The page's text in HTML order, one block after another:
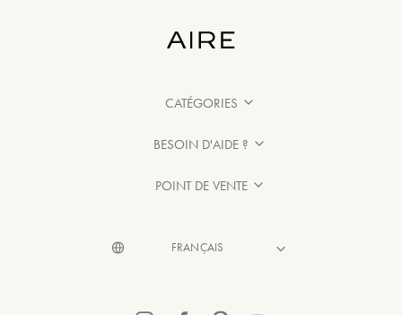
CATÉGORIES
BESOIN D'AIDE ?
POINT DE VENTE